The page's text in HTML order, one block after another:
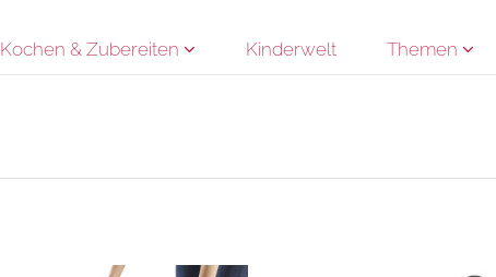
Kochen & Zubereiten Kinderwelt Themen